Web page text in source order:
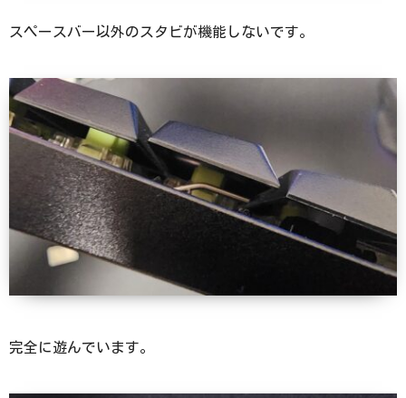
スペースバー以外のスタビが機能しないです。
完全に遊んでいます。